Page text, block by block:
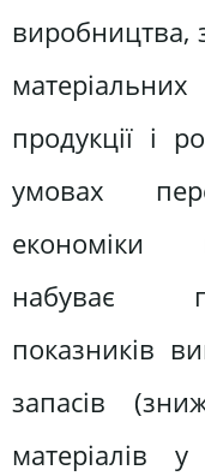
продукції і
умовах
економіки
набуває
показників
запасів
матеріалів у